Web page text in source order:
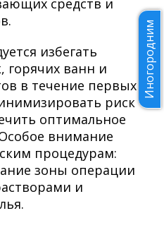
избегать
горячих ванн и
в течение первых
риск
оптимальное
внимание
процедурам:
зоны операции
и
Иногородним